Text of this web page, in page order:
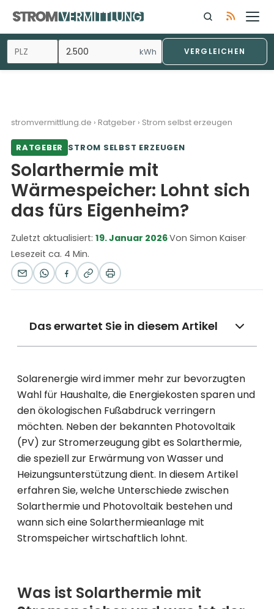
kWh VERGLEICHEN
stromvermittlung.de › Ratgeber › Strom selbst erzeugen
RATGEBER STROM SELBST ERZEUGEN
Solarthermie mit
Wärmespeicher: Lohnt sich
das fürs Eigenheim?
Zuletzt aktualisiert: 19. Januar 2026·Von Simon Kaiser·
Lesezeit ca. 4 Min.
Das erwartet Sie in diesem Artikel
Solarenergie wird immer mehr zur bevorzugten
Wahl für Haushalte, die Energiekosten sparen und
den ökologischen Fußabdruck verringern
möchten. Neben der bekannten Photovoltaik
(PV) zur Stromerzeugung gibt es Solarthermie,
die speziell zur Erwärmung von Wasser und
Heizungsunterstützung dient. In diesem Artikel
erfahren Sie, welche Unterschiede zwischen
Solarthermie und Photovoltaik bestehen und
wann sich eine Solarthermieanlage mit
Stromspeicher wirtschaftlich lohnt.
Was ist Solarthermie mit